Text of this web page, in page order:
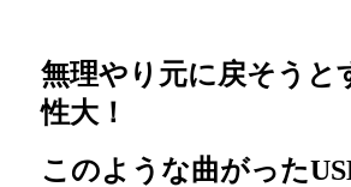
無理やり元に戻そうと
性大！
このような曲がった